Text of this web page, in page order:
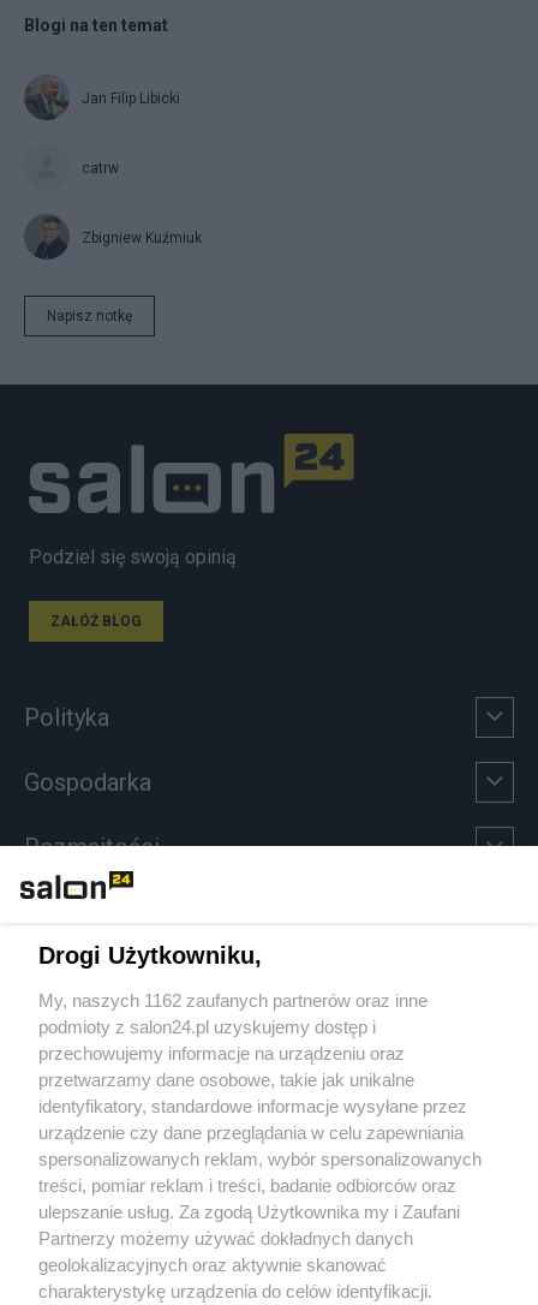
Blogi na ten temat
Jan Filip Libicki
catrw
Zbigniew Kuźmiuk
Napisz notkę
Podziel się swoją opinią
ZAŁÓŻ BLOG
Polityka
Gospodarka
Rozmaitości
Sport
Społeczeństwo
Kultura
X Facebook Instagram Youtube
Drogi Użytkowniku,
My, naszych 1162 zaufanych partnerów oraz inne
podmioty z salon24.pl uzyskujemy dostęp i
przechowujemy informacje na urządzeniu oraz
przetwarzamy dane osobowe, takie jak unikalne
identyfikatory, standardowe informacje wysyłane przez
urządzenie czy dane przeglądania w celu zapewniania
spersonalizowanych reklam, wybór spersonalizowanych
treści, pomiar reklam i treści, badanie odbiorców oraz
ulepszanie usług. Za zgodą Użytkownika my i Zaufani
Partnerzy możemy używać dokładnych danych
geolokalizacyjnych oraz aktywnie skanować
charakterystykę urządzenia do celów identyfikacji.